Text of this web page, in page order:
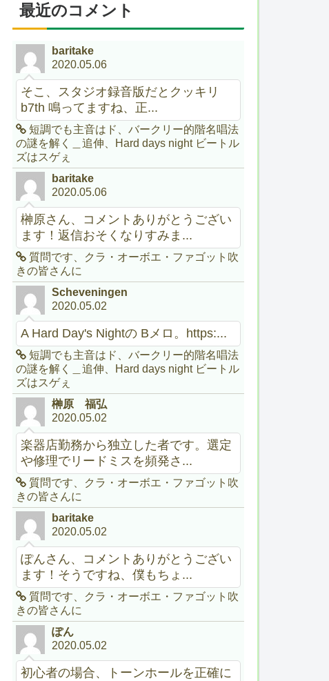
最近のコメント
baritake
2020.05.06
そこ、スタジオ録音版だとクッキリ
b7th 鳴ってますね、正...
短調でも主音はド、バークリー的階名唱法
の謎を解く＿追伸、Hard days night ビートル
ズはスゲぇ
baritake
2020.05.06
榊原さん、コメントありがとうござい
ます！返信おそくなりすみま...
質問です、クラ・オーボエ・ファゴット吹
きの皆さんに
Scheveningen
2020.05.02
A Hard Day's Nightの Bメロ。https:...
短調でも主音はド、バークリー的階名唱法
の謎を解く＿追伸、Hard days night ビートル
ズはスゲぇ
榊原 福弘
2020.05.02
楽器店勤務から独立した者です。選定
や修理でリードミスを頻発さ...
質問です、クラ・オーボエ・ファゴット吹
きの皆さんに
baritake
2020.05.02
ぽんさん、コメントありがとうござい
ます！そうですね、僕もちょ...
質問です、クラ・オーボエ・ファゴット吹
きの皆さんに
ぽん
2020.05.02
初心者の場合、トーンホールを正確に